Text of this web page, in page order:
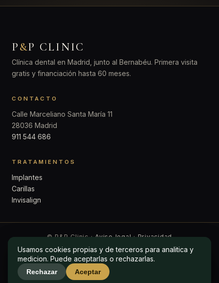
P&P CLINIC
Clínica dental en Madrid, junto al Bernabéu. Primera visita
gratis y financiación hasta 60 meses.
CONTACTO
Calle Marceliano Santa María 11
28036 Madrid
911 544 686
TRATAMIENTOS
Implantes
Carillas
Invisalign
© P&P Clinic ·Aviso legal·Privacidad
Usamos cookies propias y de terceros para analitica y
medicion. Puede aceptarlas o rechazarlas.
Rechazar Aceptar
Usamos cookies propias y de terceros para analitica y
medicion. Puede aceptarlas o rechazarlas.
Rechazar Aceptar